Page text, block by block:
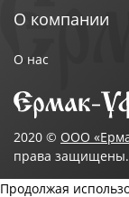
О компании
О нас
2020 © ООО
права защищены.
Продолжая